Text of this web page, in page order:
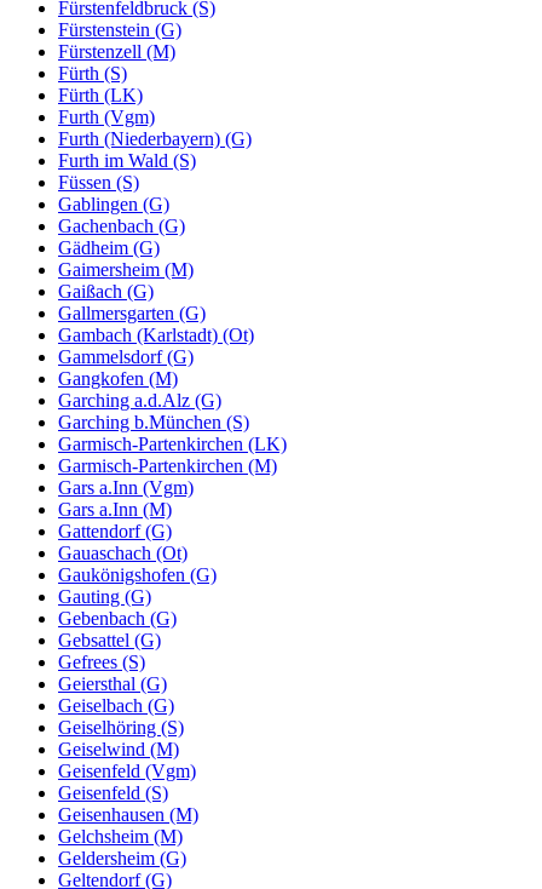
Fürstenfeldbruck (S)
Fürstenstein (G)
Fürstenzell (M)
Fürth (S)
Fürth (LK)
Furth (Vgm)
Furth (Niederbayern) (G)
Furth im Wald (S)
Füssen (S)
Gablingen (G)
Gachenbach (G)
Gädheim (G)
Gaimersheim (M)
Gaißach (G)
Gallmersgarten (G)
Gambach (Karlstadt) (Ot)
Gammelsdorf (G)
Gangkofen (M)
Garching a.d.Alz (G)
Garching b.München (S)
Garmisch-Partenkirchen (LK)
Garmisch-Partenkirchen (M)
Gars a.Inn (Vgm)
Gars a.Inn (M)
Gattendorf (G)
Gauaschach (Ot)
Gaukönigshofen (G)
Gauting (G)
Gebenbach (G)
Gebsattel (G)
Gefrees (S)
Geiersthal (G)
Geiselbach (G)
Geiselhöring (S)
Geiselwind (M)
Geisenfeld (Vgm)
Geisenfeld (S)
Geisenhausen (M)
Gelchsheim (M)
Geldersheim (G)
Geltendorf (G)